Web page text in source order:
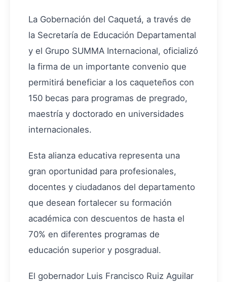
La Gobernación del Caquetá, a través de
la Secretaría de Educación Departamental
y el Grupo SUMMA Internacional, oficializó
la firma de un importante convenio que
permitirá beneficiar a los caqueteños con
150 becas para programas de pregrado,
maestría y doctorado en universidades
internacionales.
Esta alianza educativa representa una
gran oportunidad para profesionales,
docentes y ciudadanos del departamento
que desean fortalecer su formación
académica con descuentos de hasta el
70% en diferentes programas de
educación superior y posgradual.
El gobernador Luis Francisco Ruiz Aguilar